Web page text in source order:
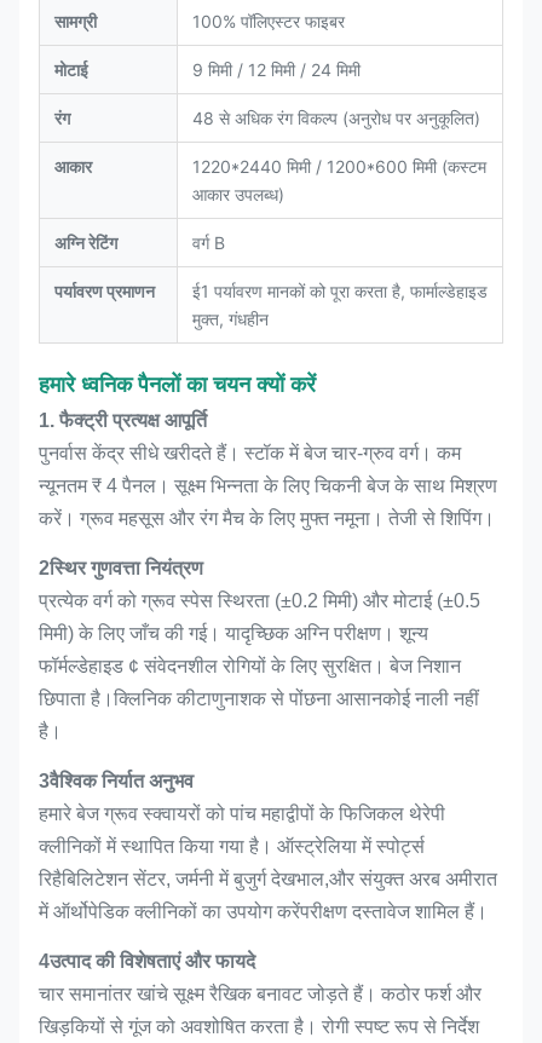
सामग्री 100% पॉलिएस्टर फाइबर
मोटाई 9 मिमी / 12 मिमी / 24 मिमी
रंग 48 से अधिक रंग विकल्प (अनुरोध पर अनुकूलित)
आकार
1220*2440 मिमी / 1200*600 मिमी (कस्टम
आकार उपलब्ध)
अग्नि रेटिंग वर्ग B
पर्यावरण प्रमाणन
ई1 पर्यावरण मानकों को पूरा करता है, फार्माल्डेहाइड
मुक्त, गंधहीन
हमारे ध्वनिक पैनलों का चयन क्यों करें
1. फैक्ट्री प्रत्यक्ष आपूर्ति
पुनर्वास केंद्र सीधे खरीदते हैं। स्टॉक में बेज चार-ग्रुव वर्ग। कम
न्यूनतम ₹ 4 पैनल। सूक्ष्म भिन्नता के लिए चिकनी बेज के साथ मिश्रण
करें। ग्रूव महसूस और रंग मैच के लिए मुफ्त नमूना। तेजी से शिपिंग।
2स्थिर गुणवत्ता नियंत्रण
प्रत्येक वर्ग को ग्रूव स्पेस स्थिरता (±0.2 मिमी) और मोटाई (±0.5
मिमी) के लिए जाँच की गई। यादृच्छिक अग्नि परीक्षण। शून्य
फॉर्मल्डेहाइड ¢ संवेदनशील रोगियों के लिए सुरक्षित। बेज निशान
छिपाता है।क्लिनिक कीटाणुनाशक से पोंछना आसानकोई नाली नहीं
है।
3वैश्विक निर्यात अनुभव
हमारे बेज ग्रूव स्क्वायरों को पांच महाद्वीपों के फिजिकल थेरेपी
क्लीनिकों में स्थापित किया गया है। ऑस्ट्रेलिया में स्पोर्ट्स
रिहैबिलिटेशन सेंटर, जर्मनी में बुजुर्ग देखभाल,और संयुक्त अरब अमीरात
में ऑर्थोपेडिक क्लीनिकों का उपयोग करेंपरीक्षण दस्तावेज शामिल हैं।
4उत्पाद की विशेषताएं और फायदे
चार समानांतर खांचे सूक्ष्म रैखिक बनावट जोड़ते हैं। कठोर फर्श और
खिड़कियों से गूंज को अवशोषित करता है। रोगी स्पष्ट रूप से निर्देश